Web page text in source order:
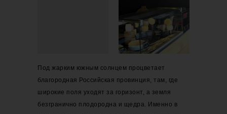
Под жарким южным солнцем процветает
благородная Российская провинция, там, где
широкие поля уходят за горизонт, а земля
безгранично плодородна и щедра. Именно в